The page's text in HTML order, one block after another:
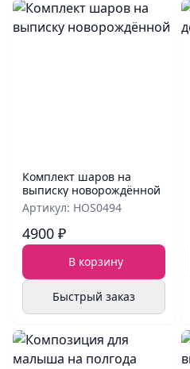
Комплект шаров на
выписку новорождённой
Артикул: HOS0494
4900 ₽
В корзину
Быстрый заказ